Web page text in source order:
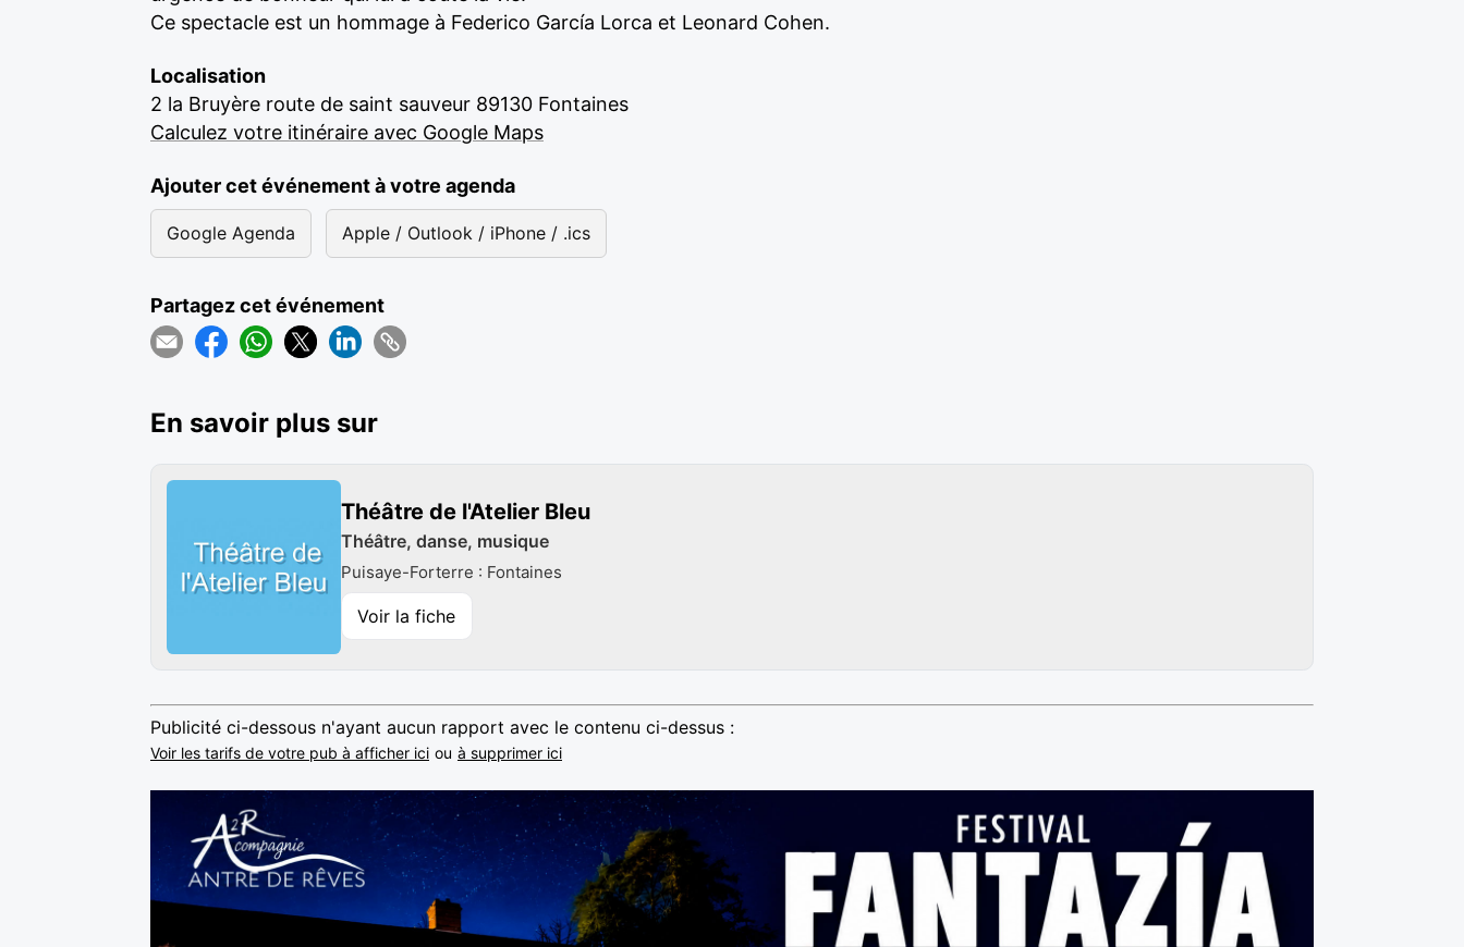
Ce spectacle est un hommage à Federico García Lorca et Leonard Cohen.
Localisation
2 la Bruyère route de saint sauveur 89130 Fontaines
Calculez votre itinéraire avec Google Maps
Ajouter cet événement à votre agenda
Google Agenda Apple / Outlook / iPhone / .ics
Partagez cet événement
En savoir plus sur
Théâtre de l'Atelier Bleu
Théâtre, danse, musique
Puisaye-Forterre : Fontaines
Voir la fiche
Publicité ci-dessous n'ayant aucun rapport avec le contenu ci-dessus :
Voir les tarifs de votre pub à afficher ici ou à supprimer ici